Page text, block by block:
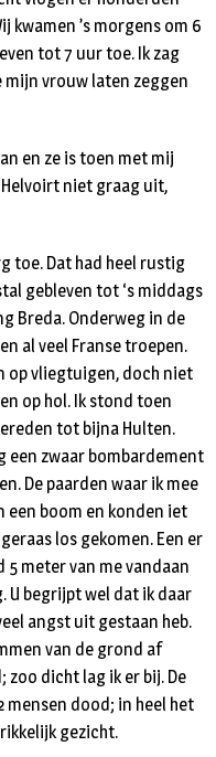
kwamen ’s morgens om 6
tot 7 uur toe. Ik zag
mijn vrouw laten zeggen
en ze is toen met mij
niet graag uit,
toe. Dat had heel rustig
gebleven tot ‘s middags
Breda. Onderweg in de
al veel Franse troepen.
op vliegtuigen, doch niet
op hol. Ik stond toen
tot bijna Hulten.
een zwaar bombardement
De paarden waar ik mee
een boom en konden iet
los gekomen. Een er
5 meter van me vandaan
begrijpt wel dat ik daar
angst uit gestaan heb.
van de grond af
zoo dicht lag ik er bij. De
mensen dood; in heel het
gezicht.